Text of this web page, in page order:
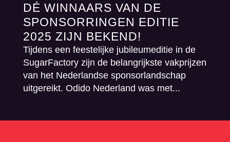
DÉ WINNAARS VAN DE
SPONSORRINGEN EDITIE
2025 ZIJN BEKEND!
Tijdens een feestelijke jubileumeditie in de
SugarFactory zijn de belangrijkste vakprijzen
van het Nederlandse sponsorlandschap
uitgereikt. Odido Nederland was met...